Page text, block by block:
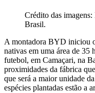
Crédito das
Brasil.
A montadora BYD iniciou
nativas em uma área de 35
futebol, em Camaçari, na
proximidades da fábrica
que será a maior unidade
espécies plantadas estão a